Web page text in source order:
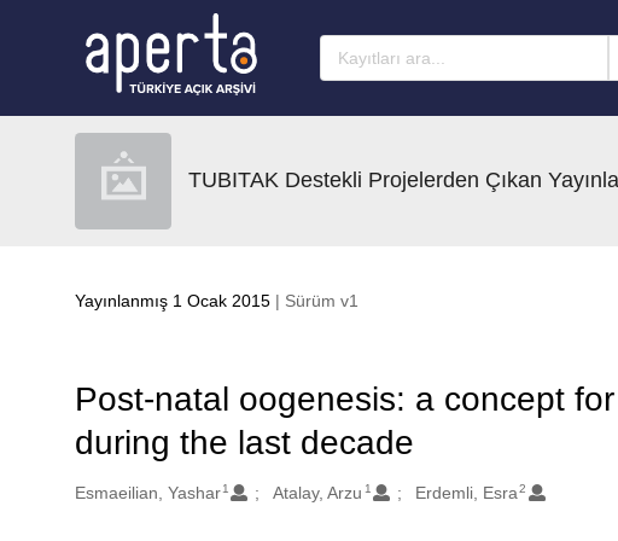
TUBITAK Destekli Projelerden Çıkan
Yayınlanmış 1 Ocak 2015 | Sürüm v1
Post-natal oogenesis: a concept
during the last decade
Oluşturanlar
Esmaeilian, Yashar 1 Atalay, Arzu 1 Erdemli, Esra 2